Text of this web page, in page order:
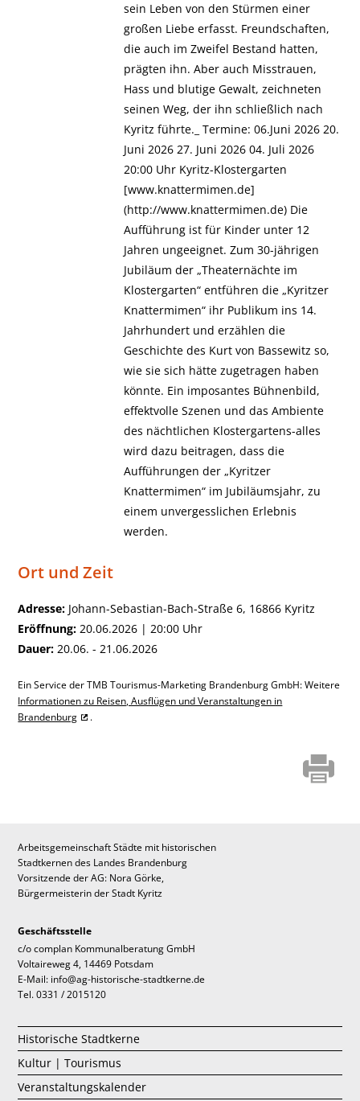
sein Leben von den Stürmen einer
großen Liebe erfasst. Freundschaften,
die auch im Zweifel Bestand hatten,
prägten ihn. Aber auch Misstrauen,
Hass und blutige Gewalt, zeichneten
seinen Weg, der ihn schließlich nach
Kyritz führte._ Termine: 06.Juni 2026 20.
Juni 2026 27. Juni 2026 04. Juli 2026
20:00 Uhr Kyritz-Klostergarten
[www.knattermimen.de]
(http://www.knattermimen.de) Die
Aufführung ist für Kinder unter 12
Jahren ungeeignet. Zum 30-jährigen
Jubiläum der „Theaternächte im
Klostergarten“ entführen die „Kyritzer
Knattermimen“ ihr Publikum ins 14.
Jahrhundert und erzählen die
Geschichte des Kurt von Bassewitz so,
wie sie sich hätte zugetragen haben
könnte. Ein imposantes Bühnenbild,
effektvolle Szenen und das Ambiente
des nächtlichen Klostergartens-alles
wird dazu beitragen, dass die
Aufführungen der „Kyritzer
Knattermimen“ im Jubiläumsjahr, zu
einem unvergesslichen Erlebnis
werden.
Ort und Zeit
Adresse: Johann-Sebastian-Bach-Straße 6, 16866 Kyritz
Eröffnung: 20.06.2026 | 20:00 Uhr
Dauer: 20.06. - 21.06.2026
Ein Service der TMB Tourismus-Marketing Brandenburg GmbH: Weitere
Informationen zu Reisen, Ausflügen und Veranstaltungen in
Brandenburg
.
Arbeitsgemeinschaft Städte mit historischen
Stadtkernen des Landes Brandenburg
Vorsitzende der AG: Nora Görke,
Bürgermeisterin der Stadt Kyritz
Geschäftsstelle
c/o complan Kommunalberatung GmbH
Voltaireweg 4, 14469 Potsdam
E-Mail: info@ag-historische-stadtkerne.de
Tel. 0331 / 2015120
Historische Stadtkerne
Kultur | Tourismus
Veranstaltungskalender